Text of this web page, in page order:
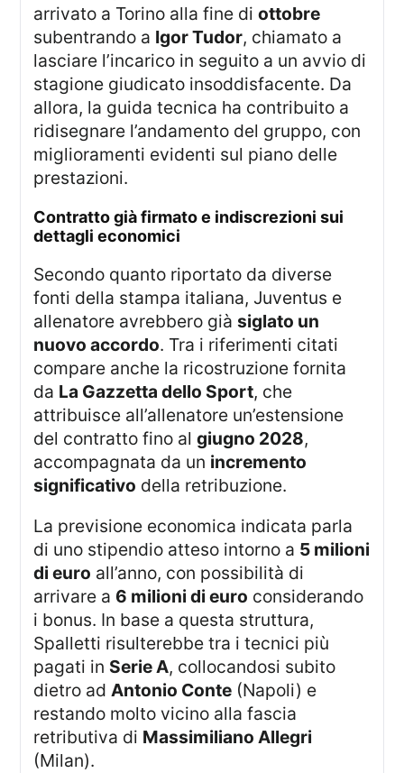
arrivato a Torino alla fine diottobre
subentrando a Igor Tudor, chiamato a
lasciare l’incarico in seguito a un avvio di
stagione giudicato insoddisfacente. Da
allora, la guida tecnica ha contribuito a
ridisegnare l’andamento del gruppo, con
miglioramenti evidenti sul piano delle
prestazioni.
contratto già firmato e indiscrezioni sui
dettagli economici
Secondo quanto riportato da diverse
fonti della stampa italiana, Juventus e
allenatore avrebbero giàsiglato un
nuovo accordo. Tra i riferimenti citati
compare anche la ricostruzione fornita
da La Gazzetta dello Sport, che
attribuisce all’allenatore un’estensione
del contratto fino algiugno 2028,
accompagnata da un incremento
significativo della retribuzione.
La previsione economica indicata parla
di uno stipendio atteso intorno a 5 milioni
di euro all’anno, con possibilità di
arrivare a 6 milioni di euro considerando
i bonus. In base a questa struttura,
Spalletti risulterebbe tra i tecnici più
pagati in Serie A, collocandosi subito
dietro adAntonio Conte (Napoli) e
restando molto vicino alla fascia
retributiva di Massimiliano Allegri
(Milan).